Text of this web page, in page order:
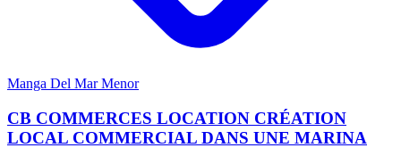
Manga Del Mar Menor
CB COMMERCES LOCATION CRÉATION
LOCAL COMMERCIAL DANS UNE MARINA